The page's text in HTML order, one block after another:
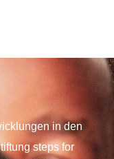
in den
steps for